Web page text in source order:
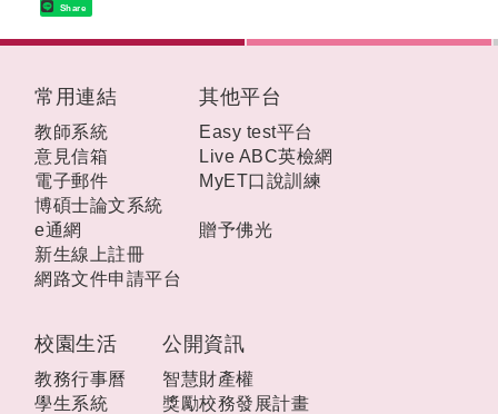
Share
校園生活
教務行事曆
學生系統
公開資訊
智慧財產權
獎勵校務發展計畫
常用連結
教師系統
意見信箱
電子郵件
博碩士論文系統
e通網
新生線上註冊
網路文件申請平台
其他平台
Easy test平台
Live ABC英檢網
MyET口說訓練
贈予佛光